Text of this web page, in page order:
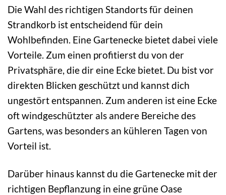
Die Wahl des richtigen Standorts für deinen
Strandkorb ist entscheidend für dein
Wohlbefinden. Eine Gartenecke bietet dabei viele
Vorteile. Zum einen profitierst du von der
Privatsphäre, die dir eine Ecke bietet. Du bist vor
direkten Blicken geschützt und kannst dich
ungestört entspannen. Zum anderen ist eine Ecke
oft windgeschützter als andere Bereiche des
Gartens, was besonders an kühleren Tagen von
Vorteil ist.
Darüber hinaus kannst du die Gartenecke mit der
richtigen Bepflanzung in eine grüne Oase